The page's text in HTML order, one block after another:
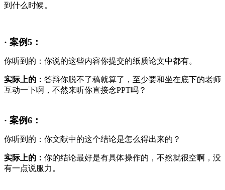
到什么时候。
· 案例5：
你听到的：你说的这些内容你提交的纸质论文中都有。
实际上的： 答辩你脱不了稿就算了，至少要和坐在底下的老师
互动一下啊，不然来听你直接念PPT吗？
· 案例6：
你听到的：你文献中的这个结论是怎么得出来的？
实际上的： 你的结论最好是有具体操作的，不然就很空啊，没
有一点说服力。